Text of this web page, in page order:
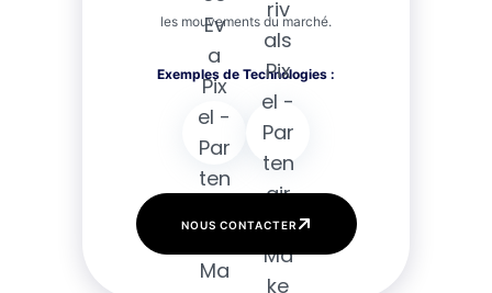
les mouvements du marché.
NOUS CONTACTER